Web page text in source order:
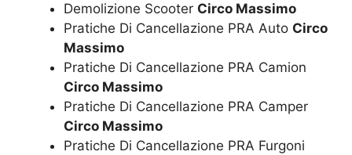
Demolizione Scooter Circo Massimo
Pratiche Di Cancellazione PRA Auto Circo
Massimo
Pratiche Di Cancellazione PRA Camion
Circo Massimo
Pratiche Di Cancellazione PRA Camper
Circo Massimo
Pratiche Di Cancellazione PRA Furgoni